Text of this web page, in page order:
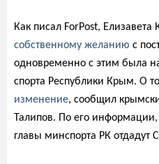
Как писал ForPost, Елизавета
собственному желанию с
одновременно с этим была
спорта Республики Крым. О
изменение, сообщил
Талипов. По его
главы минспорта РК отдадут